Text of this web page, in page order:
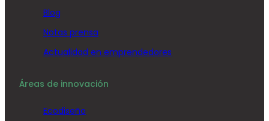
Blog
Notas prensa
Actualidad en emprendedores
Áreas de innovación
Ecodiseño